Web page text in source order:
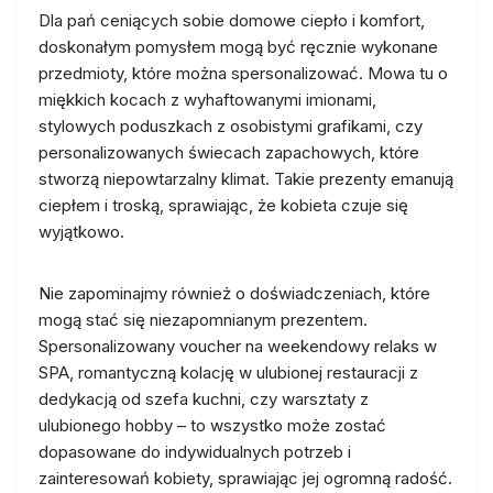
Dla pań ceniących sobie domowe ciepło i komfort,
doskonałym pomysłem mogą być ręcznie wykonane
przedmioty, które można spersonalizować. Mowa tu o
miękkich kocach z wyhaftowanymi imionami,
stylowych poduszkach z osobistymi grafikami, czy
personalizowanych świecach zapachowych, które
stworzą niepowtarzalny klimat. Takie prezenty emanują
ciepłem i troską, sprawiając, że kobieta czuje się
wyjątkowo.
Nie zapominajmy również o doświadczeniach, które
mogą stać się niezapomnianym prezentem.
Spersonalizowany voucher na weekendowy relaks w
SPA, romantyczną kolację w ulubionej restauracji z
dedykacją od szefa kuchni, czy warsztaty z
ulubionego hobby – to wszystko może zostać
dopasowane do indywidualnych potrzeb i
zainteresowań kobiety, sprawiając jej ogromną radość.